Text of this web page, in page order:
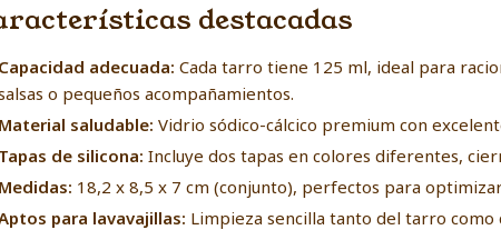
destacadas
Capacidad adecuada: Cada tarro tiene 125 ml, ideal para
o pequeños acompañamientos.
Material saludable: Vidrio sódico-cálcico premium con
Tapas de silicona: Incluye dos tapas en colores diferentes,
Medidas: 18,2 x 8,5 x 7 cm (conjunto), perfectos para
para lavavajillas: Limpieza sencilla tanto del tarro como